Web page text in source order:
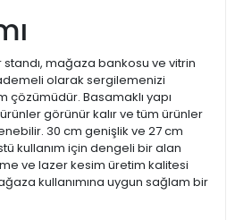
mağaza bankosu ve vitrin
olarak sergilemenizi
çözümüdür. Basamaklı yapı
görünür kalır ve tüm ürünler
30 cm genişlik ve 27 cm
kullanım için dengeli bir alan
ve lazer kesim üretim kalitesi
kullanımına uygun sağlam bir